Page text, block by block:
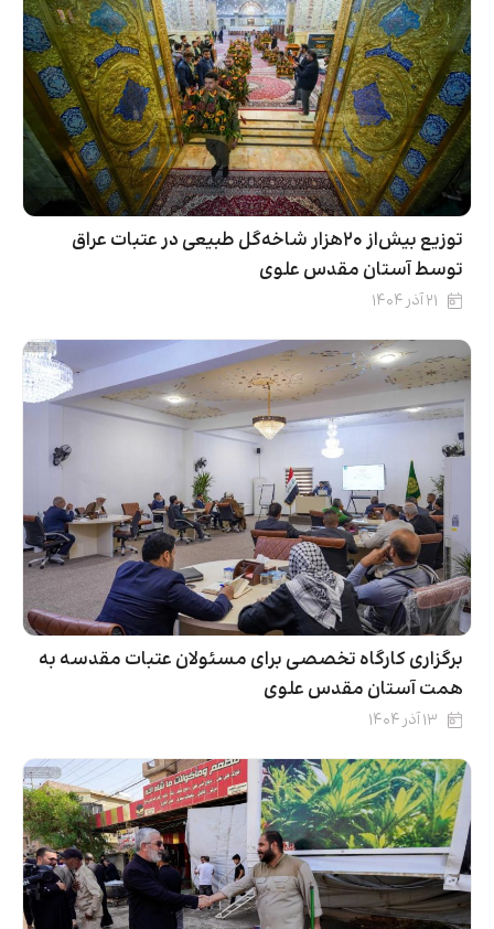
توزیع بیش‌از ۲۰هزار شاخه‌گل طبیعی در عتبات عراق
توسط آستان مقدس علوی
۲۱ آذر ۱۴۰۴
برگزاری کارگاه تخصصی برای مسئولان عتبات مقدسه به
همت آستان مقدس علوی
۱۳ آذر ۱۴۰۴